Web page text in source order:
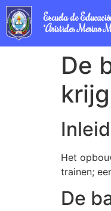
Escuela de
"Arístides Merino
De
Het
trainen;
De